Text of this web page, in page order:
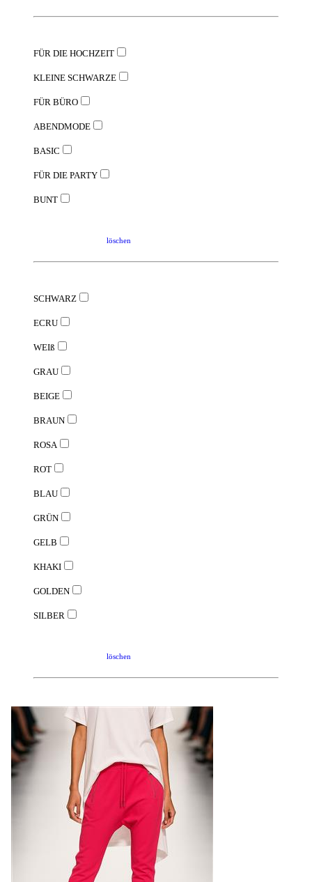
FÜR DIE HOCHZEIT
KLEINE SCHWARZE
FÜR BÜRO
ABENDMODE
BASIC
FÜR DIE PARTY
BUNT
löschen
SCHWARZ
ECRU
WEIß
GRAU
BEIGE
BRAUN
ROSA
ROT
BLAU
GRÜN
GELB
KHAKI
GOLDEN
SILBER
löschen